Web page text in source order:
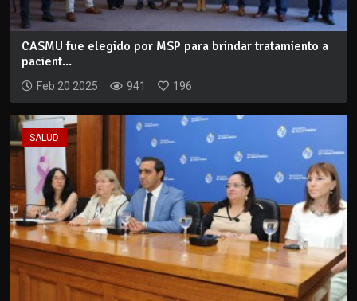
CASMU fue elegido por MSP para brindar tratamiento a
pacient...
Feb 20 2025 941 196
SALUD